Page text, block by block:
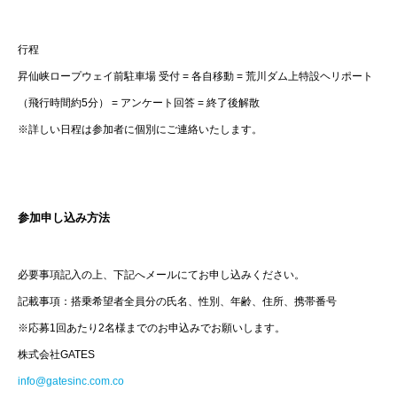
行程
昇仙峡ロープウェイ前駐車場 受付 = 各自移動 = 荒川ダム上特設ヘリポート
（飛行時間約5分） = アンケート回答 = 終了後解散
※詳しい日程は参加者に個別にご連絡いたします。
参加申し込み方法
必要事項記入の上、下記へメールにてお申し込みください。
記載事項：搭乗希望者全員分の氏名、性別、年齢、住所、携帯番号
※応募1回あたり2名様までのお申込みでお願いします。
株式会社GATES
info@gatesinc.com.co